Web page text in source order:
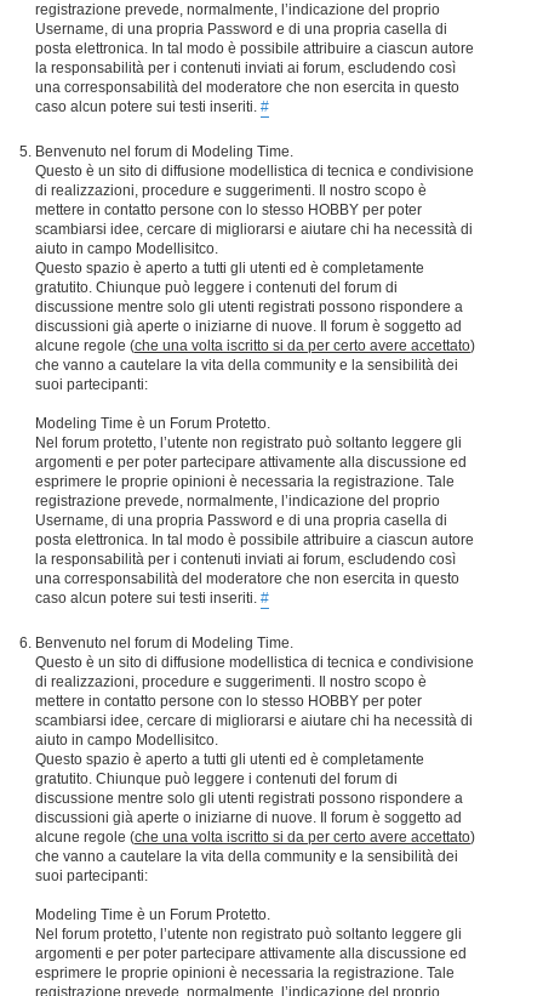
registrazione prevede, normalmente, l’indicazione del proprio
Username, di una propria Password e di una propria casella di
posta elettronica. In tal modo è possibile attribuire a ciascun autore
la responsabilità per i contenuti inviati ai forum, escludendo così
una corresponsabilità del moderatore che non esercita in questo
caso alcun potere sui testi inseriti. #
Benvenuto nel forum di Modeling Time.
Questo è un sito di diffusione modellistica di tecnica e condivisione
di realizzazioni, procedure e suggerimenti. Il nostro scopo è
mettere in contatto persone con lo stesso HOBBY per poter
scambiarsi idee, cercare di migliorarsi e aiutare chi ha necessità di
aiuto in campo Modellisitco.
Questo spazio è aperto a tutti gli utenti ed è completamente
gratutito. Chiunque può leggere i contenuti del forum di
discussione mentre solo gli utenti registrati possono rispondere a
discussioni già aperte o iniziarne di nuove. Il forum è soggetto ad
alcune regole (che una volta iscritto si da per certo avere accettato)
che vanno a cautelare la vita della community e la sensibilità dei
suoi partecipanti:
Modeling Time è un Forum Protetto.
Nel forum protetto, l’utente non registrato può soltanto leggere gli
argomenti e per poter partecipare attivamente alla discussione ed
esprimere le proprie opinioni è necessaria la registrazione. Tale
registrazione prevede, normalmente, l’indicazione del proprio
Username, di una propria Password e di una propria casella di
posta elettronica. In tal modo è possibile attribuire a ciascun autore
la responsabilità per i contenuti inviati ai forum, escludendo così
una corresponsabilità del moderatore che non esercita in questo
caso alcun potere sui testi inseriti. #
Benvenuto nel forum di Modeling Time.
Questo è un sito di diffusione modellistica di tecnica e condivisione
di realizzazioni, procedure e suggerimenti. Il nostro scopo è
mettere in contatto persone con lo stesso HOBBY per poter
scambiarsi idee, cercare di migliorarsi e aiutare chi ha necessità di
aiuto in campo Modellisitco.
Questo spazio è aperto a tutti gli utenti ed è completamente
gratutito. Chiunque può leggere i contenuti del forum di
discussione mentre solo gli utenti registrati possono rispondere a
discussioni già aperte o iniziarne di nuove. Il forum è soggetto ad
alcune regole (che una volta iscritto si da per certo avere accettato)
che vanno a cautelare la vita della community e la sensibilità dei
suoi partecipanti:
Modeling Time è un Forum Protetto.
Nel forum protetto, l’utente non registrato può soltanto leggere gli
argomenti e per poter partecipare attivamente alla discussione ed
esprimere le proprie opinioni è necessaria la registrazione. Tale
registrazione prevede, normalmente, l’indicazione del proprio